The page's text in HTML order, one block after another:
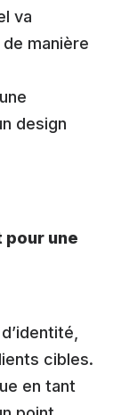
va
manière
design
pour une
cibles.
en tant